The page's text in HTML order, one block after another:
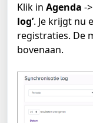
Klik in Agenda ->
log’. Je krijgt nu
registraties. De
bovenaan.